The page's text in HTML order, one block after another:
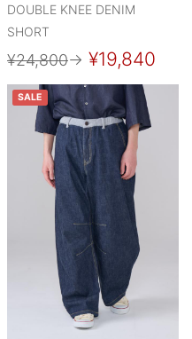
DOUBLE KNEE DENIM
SHORT
¥24,800→ ¥19,840
SALE